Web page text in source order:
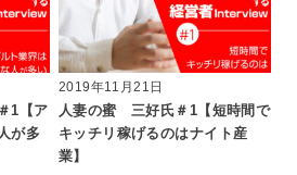
1【ア
が多
2019年11月21日
人妻の蜜 三好氏＃1【短時間で
キッチリ稼げるのはナイト産
業】